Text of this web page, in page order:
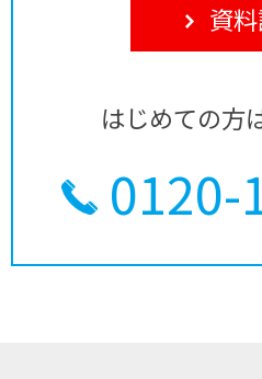
資
はじめての方
0120-